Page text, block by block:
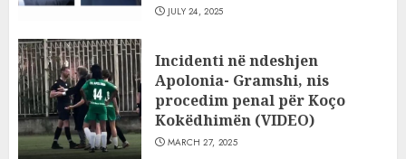
JULY 24, 2025
Incidenti në ndeshjen
Apolonia- Gramshi, nis
procedim penal për Koço
Kokëdhimën (VIDEO)
MARCH 27, 2025